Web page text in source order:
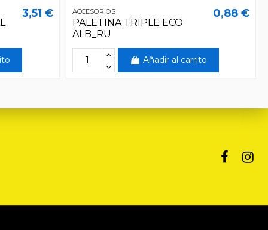
3,51 € ACCESORIOS
PALETINA TRIPLE ECO
ALB_RU
0,88 €
Añadir al carrito